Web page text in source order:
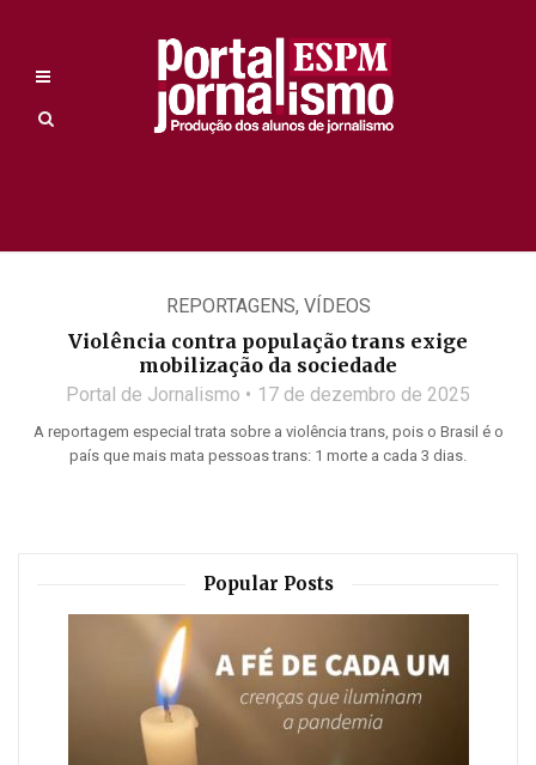
REPORTAGENS, VÍDEOS
Violência contra população trans exige
mobilização da sociedade
Portal de Jornalismo 17 de dezembro de 2025
A reportagem especial trata sobre a violência trans, pois o Brasil é o
país que mais mata pessoas trans: 1 morte a cada 3 dias.
Popular Posts